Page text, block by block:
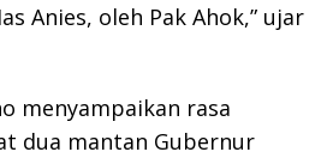
Anies, oleh Pak Ahok,” ujar
menyampaikan rasa
dua mantan Gubernur